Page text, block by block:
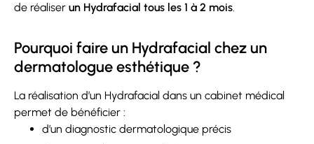
de réaliser un Hydrafacial tous les 1 à 2 mois.
Pourquoi faire un Hydrafacial chez un
dermatologue esthétique ?
La réalisation d’un Hydrafacial dans un cabinet médical
permet de bénéficier :
d’un diagnostic dermatologique précis